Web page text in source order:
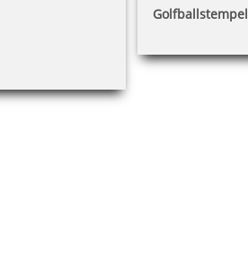
Golfballstempel